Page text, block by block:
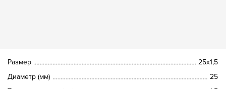
Размер
25х1,5
Диаметр (мм)
25